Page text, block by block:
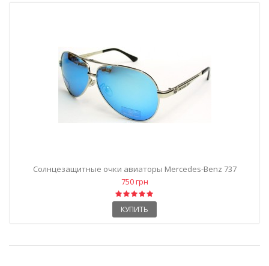
Солнцезащитные очки авиаторы Mercedes-Benz 737
зеркальные...
750 грн
КУПИТЬ